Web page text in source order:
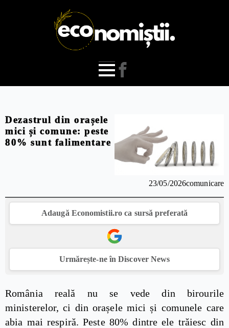
Dezastrul din orașele
mici și comune: peste
80% sunt falimentare
23/05/2026comunicare
Adaugă Economistii.ro ca sursă preferată
Urmărește-ne în Discover News
România reală nu se vede din birourile
ministerelor, ci din orașele mici și comunele care
abia mai respiră. Peste 80% dintre ele trăiesc din